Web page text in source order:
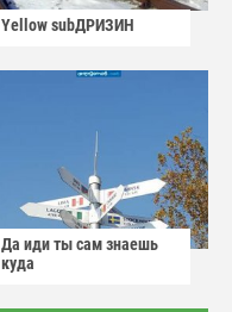
Yellow subДРИЗИН
Да иди ты сам знаешь
куда